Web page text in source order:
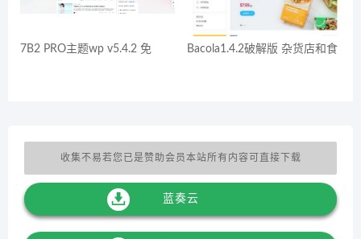
7B2 PRO主题wp v5.4.2 免 Bacola1.4.2破解版 杂货店和食
收集不易若您已是赞助会员本站所有内容可直接下载
蓝奏云